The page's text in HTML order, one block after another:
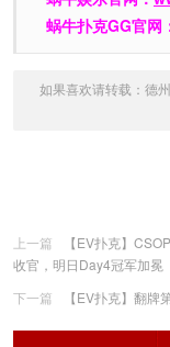
蜗牛扑克GG官网
如果喜欢请转载： 德
上一篇
【EV扑克】
收官，明日Day4冠军加冕
下一篇
【EV扑克】翻